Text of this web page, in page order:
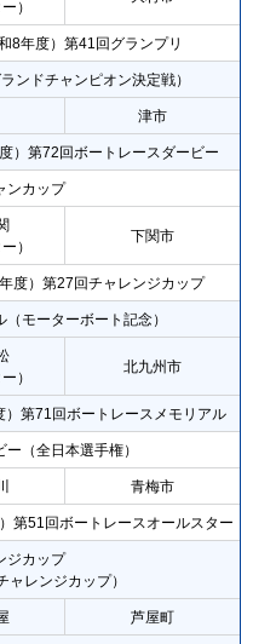
）
和8年度）第41回グランプリ
ンドチャンピオン決定戦）
津市
度）第72回ボートレースダービー
ンカップ
）
下関市
年度）第27回チャレンジカップ
モーターボート記念）
）
北九州市
）第71回ボートレースメモリアル
（全日本選手権）
青梅市
）第51回ボートレースオールスター
ジカップ
ャレンジカップ）
芦屋町